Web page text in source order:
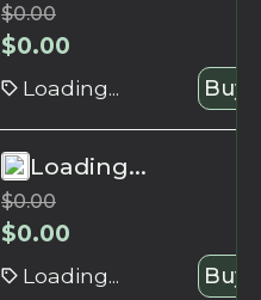
$0.00
$0.00
Loading... Buy
Loading...
$0.00
$0.00
Loading... Buy